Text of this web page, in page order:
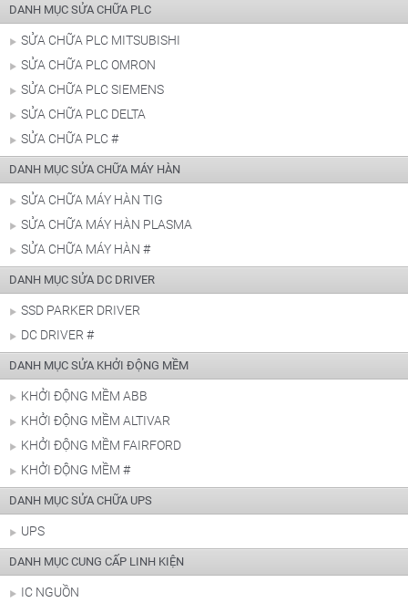
DANH MỤC SỬA CHỮA PLC
SỬA CHỮA PLC MITSUBISHI
SỬA CHỮA PLC OMRON
SỬA CHỮA PLC SIEMENS
SỬA CHỮA PLC DELTA
SỬA CHỮA PLC #
DANH MỤC SỬA CHỮA MÁY HÀN
SỬA CHỮA MÁY HÀN TIG
SỬA CHỮA MÁY HÀN PLASMA
SỬA CHỮA MÁY HÀN #
DANH MỤC SỬA DC DRIVER
SSD PARKER DRIVER
DC DRIVER #
DANH MỤC SỬA KHỞI ĐỘNG MỀM
KHỞI ĐỘNG MỀM ABB
KHỞI ĐỘNG MỀM ALTIVAR
KHỞI ĐỘNG MỀM FAIRFORD
KHỞI ĐỘNG MỀM #
DANH MỤC SỬA CHỮA UPS
UPS
DANH MỤC CUNG CẤP LINH KIỆN
IC NGUỒN